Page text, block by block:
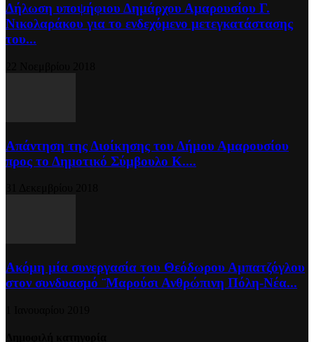
Δήλωση υποψήφιου Δημάρχου Αμαρουσίου Γ.
Νικολαράκου για το ενδεχόμενο μετεγκατάστασης
του...
Απάντηση της Διοίκησης του Δήμου Αμαρουσίου
προς το Δημοτικό Σύμβουλο Κ....
Ακόμη μία συνεργασία του Θεόδωρου Αμπατζόγλου
στον συνδυασμό ¨Μαρούσι Ανθρώπινη Πόλη-Νέα...